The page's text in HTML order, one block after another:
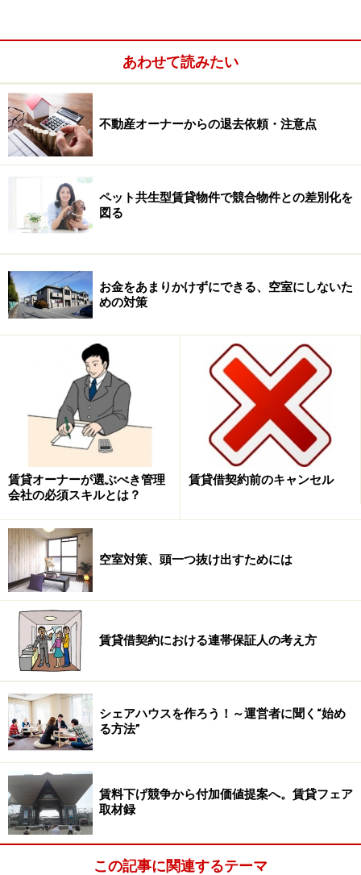
また、こうした費用負担以外にも、万が一家財道具を残
したまま黙って退去してしまった場合、後始末は全て連
帯保証人が行わなければなりません。「まずは本人に直
接請求してくれ」と要求することは出来ません。それだ
け重要な責任が生じるため、オーナーにとってはどんな
人が入居するのかと同じくらい、連帯保証人の素性は入
居を認めるかどうか判断するうえで、とても大きなポイ
ントです。
管理会社の基準です
しかし、連帯保証人についての考え方は、管理会社によ
って全く違います。どういうことかというと、「連帯保
証人として認めるか、はたまた認めないかの基準が会社
ごとに違う」ということです。
管理会社の基準によって、連帯保証人として認められるかそ
うではないかが決められています
「これだけしっかりしている保証人なら問題ない」と判
断できるような、おおまかな目安はありますが、その基
準が明確に決まっている訳ではありません。
例えば、「親族・身内であれば年金収入だけでもOK」と
あわせて読みたい
不動産オーナーからの退去依頼・注意点
ペット共生型賃貸物件で競合物件との差別化を
図る
お金をあまりかけずにできる、空室にしないた
めの対策
賃貸オーナーが選ぶべき管理
会社の必須スキルとは？
賃貸借契約前のキャンセル
空室対策、頭一つ抜け出すためには
賃貸借契約における連帯保証人の考え方
シェアハウスを作ろう！～運営者に聞く“始め
る方法”
賃料下げ競争から付加価値提案へ。賃貸フェア
取材録
この記事に関連するテーマ